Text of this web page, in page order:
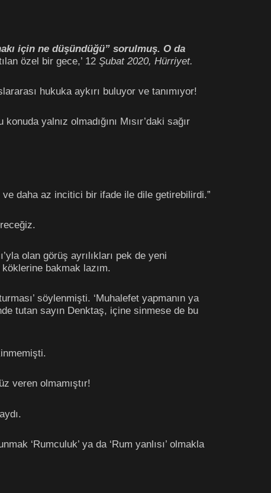
için ne düşündüğü” sorulmuş. O da
özel bir gece,’ 12 Şubat 2020, Hürriyet.
hukuka aykırı buluyor ve tanımıyor!
yalnız olmadığını Mısır’daki sağır
ve daha az incitici bir ifade ile dile getirebilirdi.”
olan görüş ayrılıkları pek de yeni
bakmak lazım.
söylenmişti. ‘Muhalefet yapmanın ya
tutan sayın Denktaş, içine sinmese de bu
veren olmamıştır!
‘Rumculuk’ ya da ‘Rum yanlısı’ olmakla